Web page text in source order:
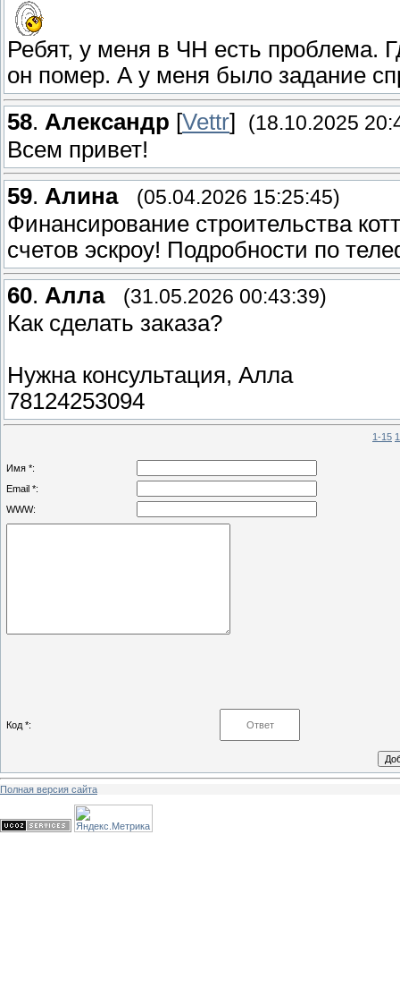
Ребят, у меня в ЧН есть проблема.
он помер. А у меня было задание
58. Александр [Vettr] (18.10.2025
Всем привет!
59. Алина (05.04.2026 15:25:45)
Финансирование строительства
счетов эскроу! Подробности по
60. Алла (31.05.2026 00:43:39)
Как сделать заказа?
Нужна консультация, Алла
78124253094
1-15
Имя *:
Email *:
WWW:
Код *:
Полная версия сайта